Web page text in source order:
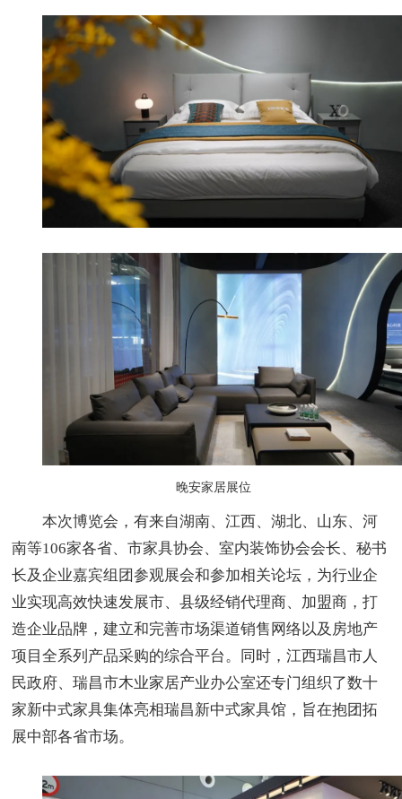
晚安家居展位
本次博览会，有来自湖南、江西、湖北、山东、河
南等106家各省、市家具协会、室内装饰协会会长、秘书
长及企业嘉宾组团参观展会和参加相关论坛，为行业企
业实现高效快速发展市、县级经销代理商、加盟商，打
造企业品牌，建立和完善市场渠道销售网络以及房地产
项目全系列产品采购的综合平台。同时，江西瑞昌市人
民政府、瑞昌市木业家居产业办公室还专门组织了数十
家新中式家具集体亮相瑞昌新中式家具馆，旨在抱团拓
展中部各省市场。